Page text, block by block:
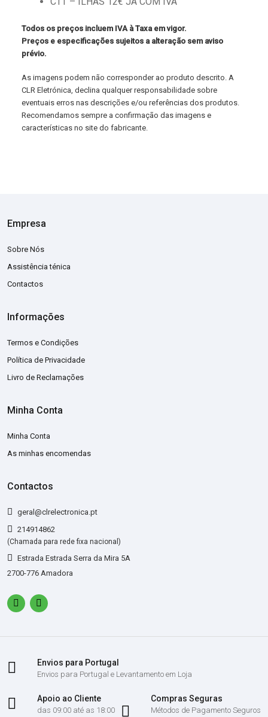
Todos os preços incluem IVA à Taxa em vigor.
Preços e especificações sujeitos a alteração sem aviso
prévio.
As imagens podem não corresponder ao produto descrito. A
CLR Eletrónica, declina qualquer responsabilidade sobre
eventuais erros nas descrições e/ou referências dos produtos.
Recomendamos sempre a confirmação das imagens e
características no site do fabricante.
Empresa
Sobre Nós
Assistência ténica
Contactos
Informações
Termos e Condições
Política de Privacidade
Livro de Reclamações
Minha Conta
Minha Conta
As minhas encomendas
Contactos
geral@clrelectronica.pt
214914862
(Chamada para rede fixa nacional)
Estrada Estrada Serra da Mira 5A
2700-776 Amadora
Envios para Portugal
Envios para Portugal e Levantamento em Loja
Apoio ao Cliente
das 09:00 até as 18:00
Compras Seguras
Métodos de Pagamento Seguros